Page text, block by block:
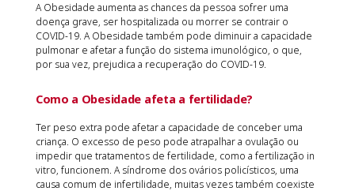
A Obesidade aumenta as chances da pessoa sofrer uma
doença grave, ser hospitalizada ou morrer se contrair o
COVID-19. A Obesidade também pode diminuir a capacidade
pulmonar e afetar a função do sistema imunológico, o que,
por sua vez, prejudica a recuperação do COVID-19.
Como a Obesidade afeta a fertilidade?
Ter peso extra pode afetar a capacidade de conceber uma
criança. O excesso de peso pode atrapalhar a ovulação ou
impedir que tratamentos de fertilidade, como a fertilização in
vitro, funcionem. A síndrome dos ovários policísticos, uma
causa comum de infertilidade, muitas vezes também coexiste